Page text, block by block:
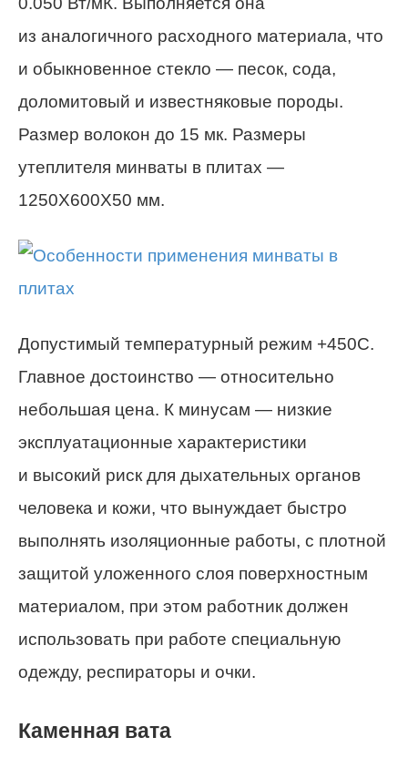
из аналогичного расходного материала, что
и обыкновенное стекло — песок, сода,
доломитовый и известняковые породы.
Размер волокон до 15 мк. Размеры
утеплителя минваты в плитах —
1250Х600Х50 мм.
Допустимый температурный режим +450С.
Главное достоинство — относительно
небольшая цена. К минусам — низкие
эксплуатационные характеристики
и высокий риск для дыхательных органов
человека и кожи, что вынуждает быстро
выполнять изоляционные работы, с плотной
защитой уложенного слоя поверхностным
материалом, при этом работник должен
использовать при работе специальную
одежду, респираторы и очки.
Каменная вата